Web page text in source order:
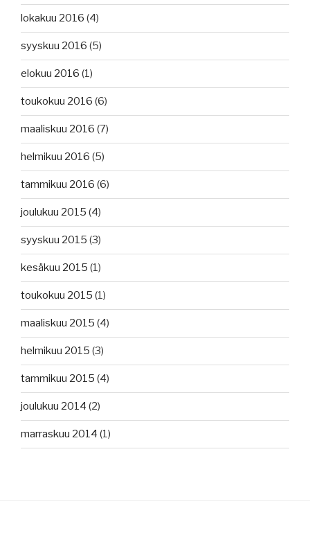
lokakuu 2016 (4)
syyskuu 2016 (5)
elokuu 2016 (1)
toukokuu 2016 (6)
maaliskuu 2016 (7)
helmikuu 2016 (5)
tammikuu 2016 (6)
joulukuu 2015 (4)
syyskuu 2015 (3)
kesäkuu 2015 (1)
toukokuu 2015 (1)
maaliskuu 2015 (4)
helmikuu 2015 (3)
tammikuu 2015 (4)
joulukuu 2014 (2)
marraskuu 2014 (1)